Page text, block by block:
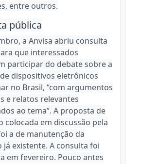
entre outros.
pública
a Anvisa abriu consulta
que interessados
participar do debate sobre a
dispositivos eletrônicos
no Brasil, “com argumentos
e relatos relevantes
ao tema”. A proposta de
colocada em discussão pela
a de manutenção da
já existente. A consulta foi
em fevereiro. Pouco antes